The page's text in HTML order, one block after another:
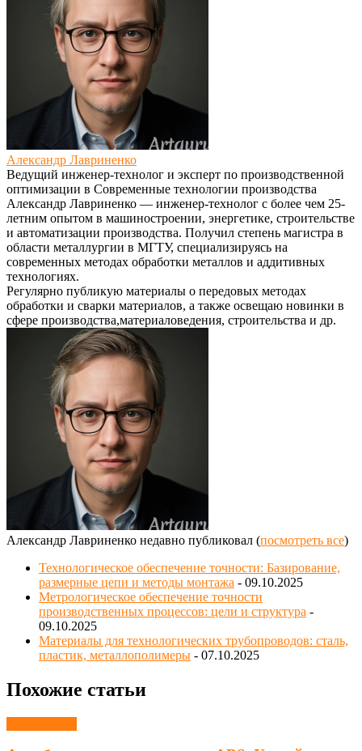
Александр Лавриненко
Ведущий инженер-технолог и эксперт по производственной
оптимизации в Современные технологии производства
Александр Лавриненко — инженер-технолог с более чем 25-
летним опытом в машиностроении, энергетике, строительстве
и автоматизации производства. Получил степень магистра в
области металлургии в МГТУ, специализируясь на
современных методах обработки металлов и аддитивных
технологиях.
Регулярно публикую материалы о передовых методах
обработки и сварки материалов, а также освещаю новинки в
сфере производства,материаловедения, строительства и др.
Александр Лавриненко недавно публиковал (посмотреть все)
Технологическое обеспечение точности: Базирование,
размерные цепи и методы монтажа - 09.10.2025
Метрологическое обеспечение точности
производственных процессов: цели и структура -
09.10.2025
Материалы для технологических трубопроводов: сталь,
пластик, металлополимеры - 07.10.2025
Похожие статьи